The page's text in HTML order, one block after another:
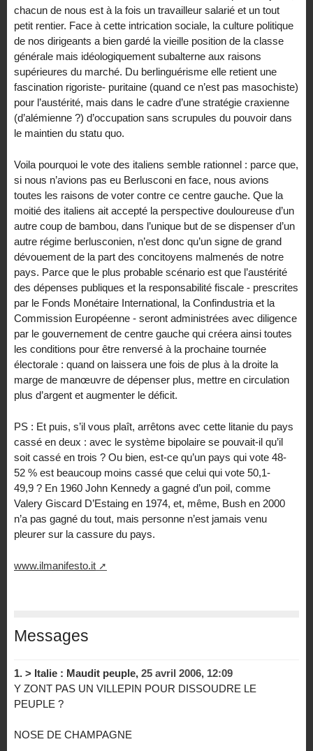
chacun de nous est à la fois un travailleur salarié et un tout
petit rentier. Face à cette intrication sociale, la culture politique
de nos dirigeants a bien gardé la vieille position de la classe
générale mais idéologiquement subalterne aux raisons
supérieures du marché. Du berlinguérisme elle retient une
fascination rigoriste- puritaine (quand ce n’est pas masochiste)
pour l’austérité, mais dans le cadre d’une stratégie craxienne
(d’alémienne ?) d’occupation sans scrupules du pouvoir dans
le maintien du statu quo.
Voila pourquoi le vote des italiens semble rationnel : parce que,
si nous n’avions pas eu Berlusconi en face, nous avions
toutes les raisons de voter contre ce centre gauche. Que la
moitié des italiens ait accepté la perspective douloureuse d’un
autre coup de bambou, dans l’unique but de se dispenser d’un
autre régime berlusconien, n’est donc qu’un signe de grand
dévouement de la part des concitoyens malmenés de notre
pays. Parce que le plus probable scénario est que l’austérité
des dépenses publiques et la responsabilité fiscale - prescrites
par le Fonds Monétaire International, la Confindustria et la
Commission Européenne - seront administrées avec diligence
par le gouvernement de centre gauche qui créera ainsi toutes
les conditions pour être renversé à la prochaine tournée
électorale : quand on laissera une fois de plus à la droite la
marge de manœuvre de dépenser plus, mettre en circulation
plus d’argent et augmenter le déficit.
PS : Et puis, s’il vous plaît, arrêtons avec cette litanie du pays
cassé en deux : avec le système bipolaire se pouvait-il qu’il
soit cassé en trois ? Ou bien, est-ce qu’un pays qui vote 48-
52 % est beaucoup moins cassé que celui qui vote 50,1-
49,9 ? En 1960 John Kennedy a gagné d’un poil, comme
Valery Giscard D’Estaing en 1974, et, même, Bush en 2000
n’a pas gagné du tout, mais personne n’est jamais venu
pleurer sur la cassure du pays.
www.ilmanifesto.it
Messages
1. > Italie : Maudit peuple, 25 avril 2006, 12:09
Y ZONT PAS UN VILLEPIN POUR DISSOUDRE LE
PEUPLE ?
NOSE DE CHAMPAGNE